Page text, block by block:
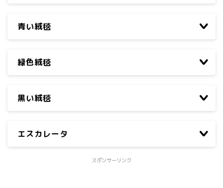
青い絨毯
緑色絨毯
黒い絨毯
エスカレータ
スポンサーリンク